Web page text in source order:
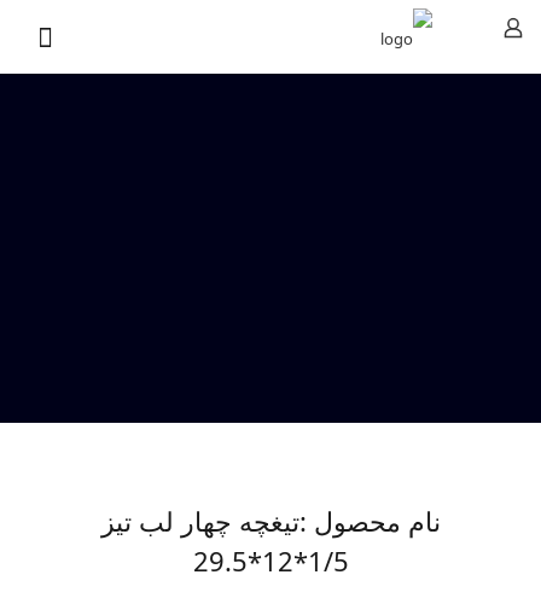
نام محصول :تیغچه چهار لب تیز
1/5*12*29.5